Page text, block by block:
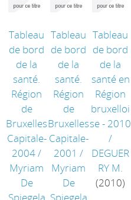
Tableau
de bord
de la
santé.
Région
de
Bruxelles
Capitale-
2004/
Myriam
De
Tableau
de bord
de la
santé.
Région
de
Bruxelles
Capitale-
2001 /
Myriam
De
Tableau
de bord
de la
santé en
Région
bruxelloi
se - 2010
/
DEGUER
RY M.
(2010)